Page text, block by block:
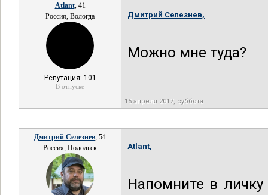
Atlant, 41
Россия, Вологда
Репутация: 101
В отпуске
Дмитрий Селезнев,
Можно мне туда?
15 апреля 2017, суббота
Дмитрий Селезнев, 54
Россия, Подольск
Atlant,
Напомните в